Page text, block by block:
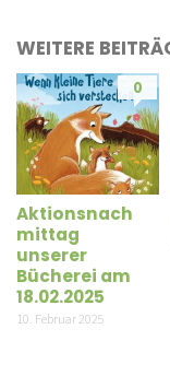
WEITERE
0
Aktionsnach
mittag
unserer
Bücherei am
18.02.2025
10. Februar 2025